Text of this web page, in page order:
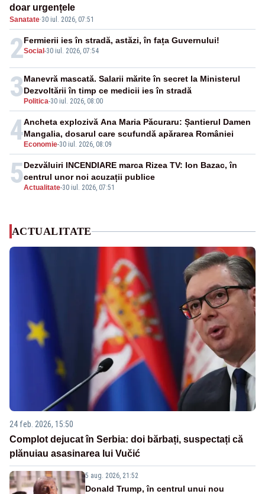
doar urgențele
Sanatate·30 iul. 2026, 07:51
2Social -30 iul. 2026, 07:54
Fermierii ies în stradă, astăzi, în fața Guvernului!
3 Politica-30 iul. 2026, 08:00
Manevră mascată. Salarii mărite în secret la Ministerul
Dezvoltării în timp ce medicii ies în stradă
4 Economie-30 iul. 2026, 08:09
Ancheta explozivă Ana Maria Păcuraru: Șantierul Damen
Mangalia, dosarul care scufundă apărarea României
5Actualitate-30 iul. 2026, 07:51
Dezvăluiri INCENDIARE marca Rizea TV: Ion Bazac, în
centrul unor noi acuzații publice
ACTUALITATE
24 feb. 2026, 15:50
Complot dejucat în Serbia: doi bărbați, suspectați că
plănuiau asasinarea lui Vučić
5 aug. 2026, 21:52
Donald Trump, în centrul unui nou